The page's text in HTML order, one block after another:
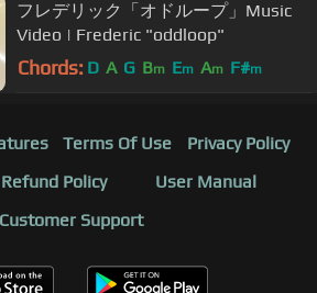
フレデリック「オドループ」Music
Video | Frederic "oddloop"
Chords: D A G Bm Em Am F#m
Terms Of Use
Privacy Policy
Policy
User Manual
Customer Support